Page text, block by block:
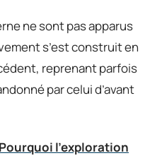
ne sont pas apparus
s’est construit en
reprenant parfois
par celui d’avant
Pourquoi l'exploration